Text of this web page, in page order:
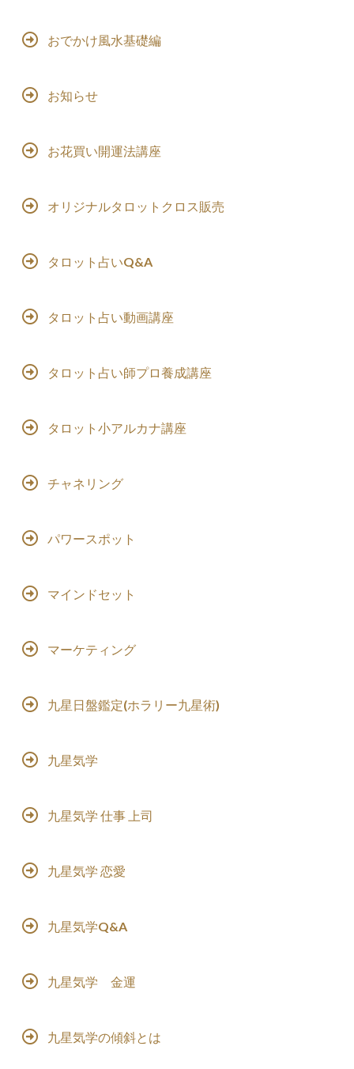
おでかけ風水基礎編
お知らせ
お花買い開運法講座
オリジナルタロットクロス販売
タロット占いQ&A
タロット占い動画講座
タロット占い師プロ養成講座
タロット小アルカナ講座
チャネリング
パワースポット
マインドセット
マーケティング
九星日盤鑑定(ホラリー九星術)
九星気学
九星気学 仕事 上司
九星気学 恋愛
九星気学Q&A
九星気学 金運
九星気学の傾斜とは